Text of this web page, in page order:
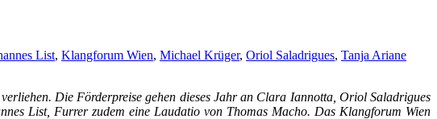
List, Klangforum Wien, Michael Krüger, Oriol Saladrigues, Tanja Ariane
Die Förderpreise gehen dieses Jahr an Clara Iannotta, Oriol Saladrigues
List, Furrer zudem eine Laudatio von Thomas Macho. Das Klangforum Wien